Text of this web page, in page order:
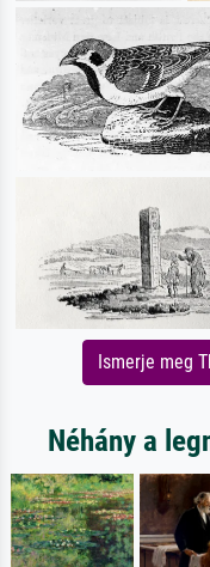
Ismerje meg
Néhány a